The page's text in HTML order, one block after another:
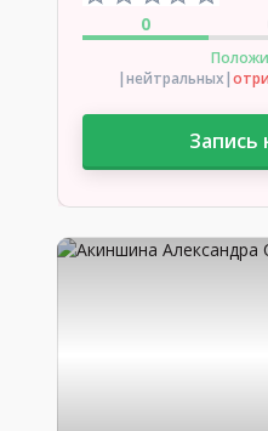
0
|нейтральных|
Запись